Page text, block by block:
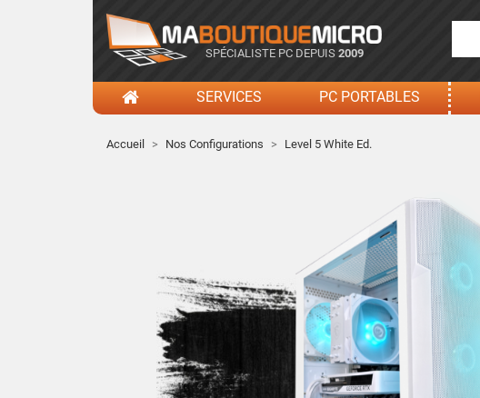
SPÉCIALISTE PC DEPUIS 2009
SERVICES PC PORTABLES
Accueil Nos Configurations Level 5 White Ed.